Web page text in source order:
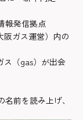
報発信拠点
阪ガス運営）内の
ス（gas）が出会
前を読み上げ、